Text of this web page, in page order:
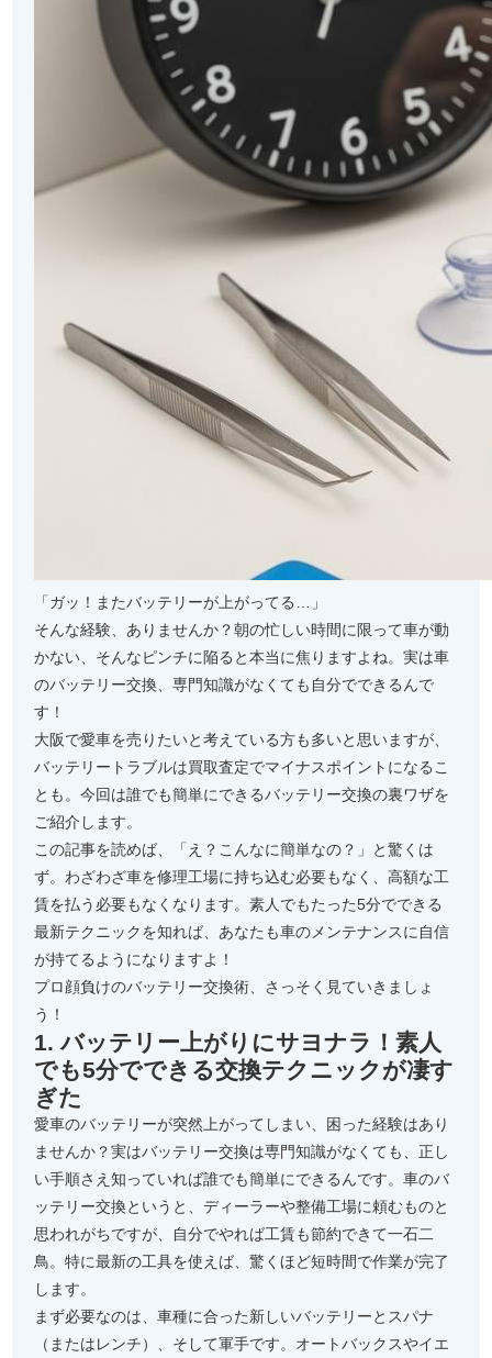
「ガッ！またバッテリーが上がってる…」
そんな経験、ありませんか？朝の忙しい時間に限って車が動
かない、そんなピンチに陥ると本当に焦りますよね。実は車
のバッテリー交換、専門知識がなくても自分でできるんで
す！
大阪で愛車を売りたいと考えている方も多いと思いますが、
バッテリートラブルは買取査定でマイナスポイントになるこ
とも。今回は誰でも簡単にできるバッテリー交換の裏ワザを
ご紹介します。
この記事を読めば、「え？こんなに簡単なの？」と驚くは
ず。わざわざ車を修理工場に持ち込む必要もなく、高額な工
賃を払う必要もなくなります。素人でもたった5分でできる
最新テクニックを知れば、あなたも車のメンテナンスに自信
が持てるようになりますよ！
プロ顔負けのバッテリー交換術、さっそく見ていきましょ
う！
1. バッテリー上がりにサヨナラ！素人
でも5分でできる交換テクニックが凄す
ぎた
愛車のバッテリーが突然上がってしまい、困った経験はあり
ませんか？実はバッテリー交換は専門知識がなくても、正し
い手順さえ知っていれば誰でも簡単にできるんです。車のバ
ッテリー交換というと、ディーラーや整備工場に頼むものと
思われがちですが、自分でやれば工賃も節約できて一石二
鳥。特に最新の工具を使えば、驚くほど短時間で作業が完了
します。
まず必要なのは、車種に合った新しいバッテリーとスパナ
（またはレンチ）、そして軍手です。オートバックスやイエ